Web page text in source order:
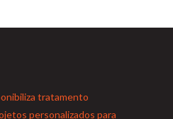
tratamento
personalizados para